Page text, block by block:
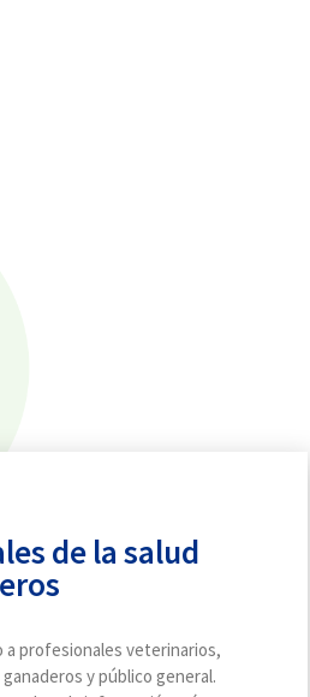
o informativas enviadas
y acepto laPolítica de
de la salud
profesionales veterinarios,
y público general.